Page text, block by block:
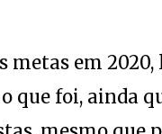
o que foi, ainda
mesmo que